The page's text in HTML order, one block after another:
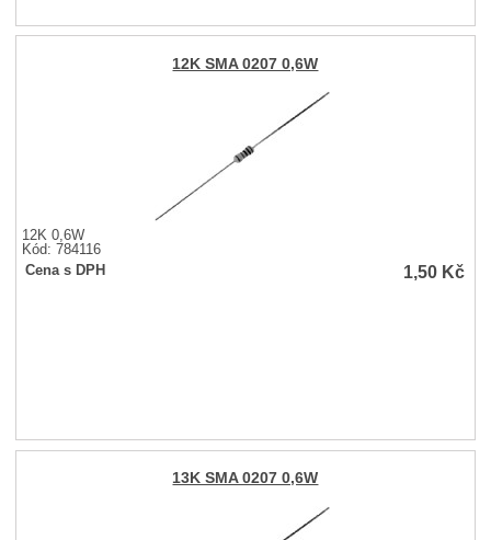
12K SMA 0207 0,6W
12K 0,6W
Kód: 784116
Cena s DPH
1,50 Kč
13K SMA 0207 0,6W